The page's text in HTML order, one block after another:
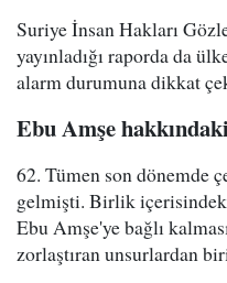
Suriye İnsan Hakları
yayınladığı raporda da
alarm durumuna dikkat
Ebu Amşe
62. Tümen son dönemde
gelmişti. Birlik
Ebu Amşe'ye bağlı
zorlaştıran unsurlardan